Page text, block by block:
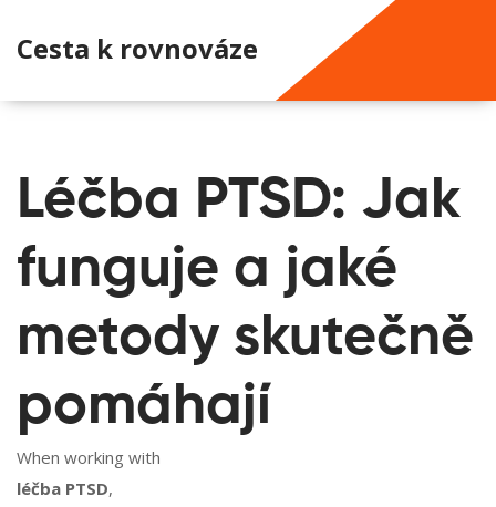
Cesta k rovnováze
Léčba PTSD: Jak
funguje a jaké
metody skutečně
pomáhají
When working with
léčba PTSD,